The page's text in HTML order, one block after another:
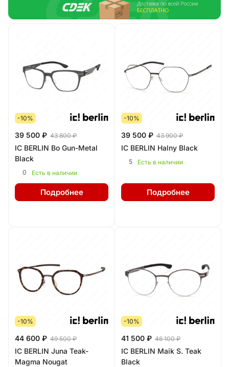
-10%
39 500 ₽ 43 800 ₽
IC BERLIN Bo Gun-Metal
Black
0 Есть в наличии
Подробнее
-10%
39 500 ₽ 43 900 ₽
IC BERLIN Halny Black
5 Есть в наличии
Подробнее
-10%
44 600 ₽ 49 500 ₽
IC BERLIN Juna Teak-
Magma Nougat
-10%
41 500 ₽ 46 100 ₽
IC BERLIN Maik S. Teak
Black